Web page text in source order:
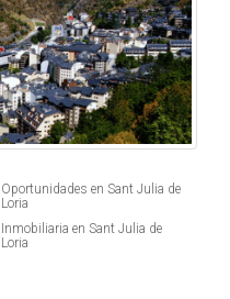
Oportunidades en Sant Julia de
Loria
Inmobiliaria en Sant Julia de
Loria